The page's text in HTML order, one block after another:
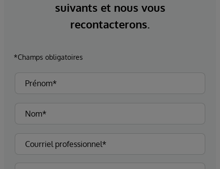
suivants et nous vous
recontacterons.
*Champs obligatoires